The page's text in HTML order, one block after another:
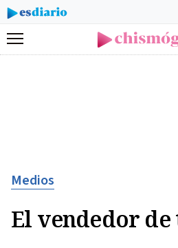
Menú
Medios
El vendedor de